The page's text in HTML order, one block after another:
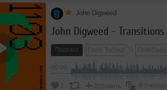
John Digweed
John Digweed - Transitions
Подкаст Deep Techno Club/
Добавить В очередь